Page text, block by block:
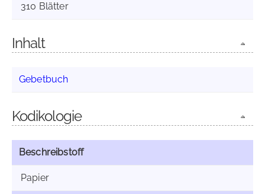
310 Blätter
Inhalt
Gebetbuch
Kodikologie
Beschreibstoff
Papier